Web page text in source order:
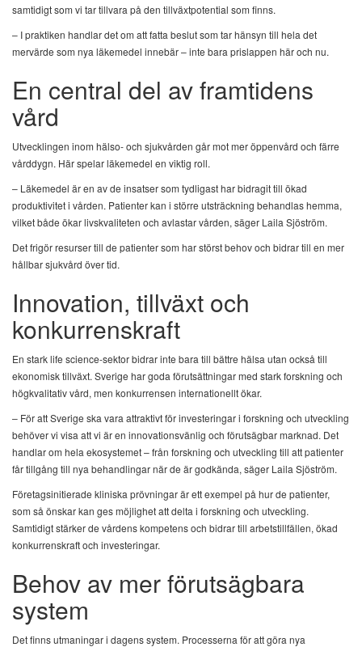
samtidigt som vi tar tillvara på den tillväxtpotential som finns.
– I praktiken handlar det om att fatta beslut som tar hänsyn till hela det
mervärde som nya läkemedel innebär – inte bara prislappen här och nu.
En central del av framtidens
vård
Utvecklingen inom hälso- och sjukvården går mot mer öppenvård och färre
vårddygn. Här spelar läkemedel en viktig roll.
– Läkemedel är en av de insatser som tydligast har bidragit till ökad
produktivitet i vården. Patienter kan i större utsträckning behandlas hemma,
vilket både ökar livskvaliteten och avlastar vården, säger Laila Sjöström.
Det frigör resurser till de patienter som har störst behov och bidrar till en mer
hållbar sjukvård över tid.
Innovation, tillväxt och
konkurrenskraft
En stark life science-sektor bidrar inte bara till bättre hälsa utan också till
ekonomisk tillväxt. Sverige har goda förutsättningar med stark forskning och
högkvalitativ vård, men konkurrensen internationellt ökar.
– För att Sverige ska vara attraktivt för investeringar i forskning och utveckling
behöver vi visa att vi är en innovationsvänlig och förutsägbar marknad. Det
handlar om hela ekosystemet – från forskning och utveckling till att patienter
får tillgång till nya behandlingar när de är godkända, säger Laila Sjöström.
Företagsinitierade kliniska prövningar är ett exempel på hur de patienter,
som så önskar kan ges möjlighet att delta i forskning och utveckling.
Samtidigt stärker de vårdens kompetens och bidrar till arbetstillfällen, ökad
konkurrenskraft och investeringar.
Behov av mer förutsägbara
system
Det finns utmaningar i dagens system. Processerna för att göra nya